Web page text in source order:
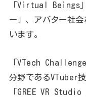
「Virtual Beings
ー」、アバター社
います。
「VTech
分野であるVTuber
「GREE VR